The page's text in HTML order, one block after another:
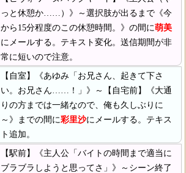
っと休憩か……）》～選択肢が出るまで《今
から15分程度のこの休憩時間。》の間に萌美
にメールする。テキスト変化。送信期間が非
常に短いので注意。
【自室】《あゆみ「お兄さん、起きて下さ
い。お兄さん……！」》～【自宅前】《大通
りの方までは一緒なので、俺も久しぶりに
～》までの間に彩里沙にメールする。テキス
ト追加。
【駅前】《主人公「バイトの時間まで適当に
ブラブラしようと思ってさ」》～シーン終了